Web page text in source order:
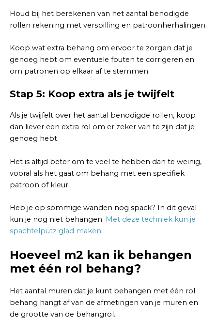
Houd bij het berekenen van het aantal benodigde
rollen rekening met verspilling en patroonherhalingen.
Koop wat extra behang om ervoor te zorgen dat je
genoeg hebt om eventuele fouten te corrigeren en
om patronen op elkaar af te stemmen.
Stap 5: Koop extra als je twijfelt
Als je twijfelt over het aantal benodigde rollen, koop
dan liever een extra rol om er zeker van te zijn dat je
genoeg hebt.
Het is altijd beter om te veel te hebben dan te weinig,
vooral als het gaat om behang met een specifiek
patroon of kleur.
Heb je op sommige wanden nog spack? In dit geval
kun je nog niet behangen. Met deze techniek kun je
spachtelputz glad maken.
Hoeveel m2 kan ik behangen
met één rol behang?
Het aantal muren dat je kunt behangen met één rol
behang hangt af van de afmetingen van je muren en
de grootte van de behangrol.